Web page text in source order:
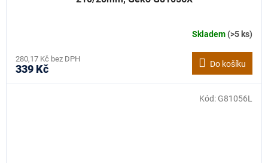
Skladem(>5 ks)
280,17 Kč bez DPH
339 Kč Do košíku
Kód: G81056L